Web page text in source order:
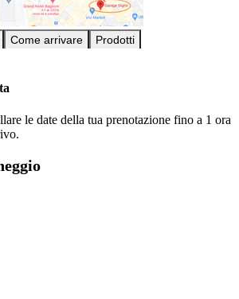
Come arrivare Prodotti
le date della tua prenotazione fino a 1 ora